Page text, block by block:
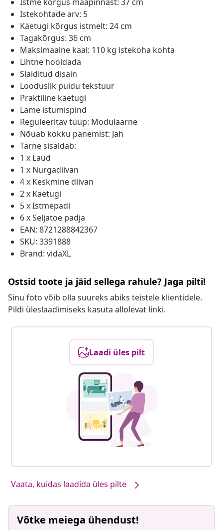
Istekohtade arv: 5
Käetugi kõrgus istmelt: 24 cm
Tagakõrgus: 36 cm
Maksimaalne kaal: 110 kg istekoha kohta
Lihtne hooldada
Slaiditud disain
Looduslik puidu tekstuur
Praktiline käetugi
Lame istumispind
Reguleeritav tüüp: Modulaarne
Nõuab kokku panemist: Jah
Tarne sisaldab:
1 x Laud
1 x Nurgadiivan
4 x Keskmine diivan
2 x Käetugi
5 x Istmepadi
6 x Seljatoe padja
EAN: 8721288842367
SKU: 3391888
Brand: vidaXL
Ostsid toote ja jäid sellega rahule? Jaga pilti!
Sinu foto võib olla suureks abiks teistele klientidele.
Pildi üleslaadimiseks kasuta allolevat linki.
Laadi üles pilt
Vaata, kuidas laadida üles pilte
Võtke meiega ühendust!